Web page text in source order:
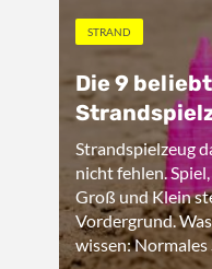
STRAND
Die 9
Strandspielzeug
nicht fehlen.
Groß und Klein
Vordergrund.
wissen: Normales